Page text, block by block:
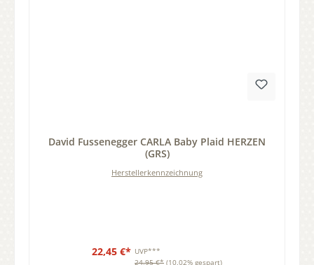
David Fussenegger CARLA Baby Plaid HERZEN
(GRS)
Herstellerkennzeichnung
22,45 €* UVP***
24,95 €* (10.02% gespart)